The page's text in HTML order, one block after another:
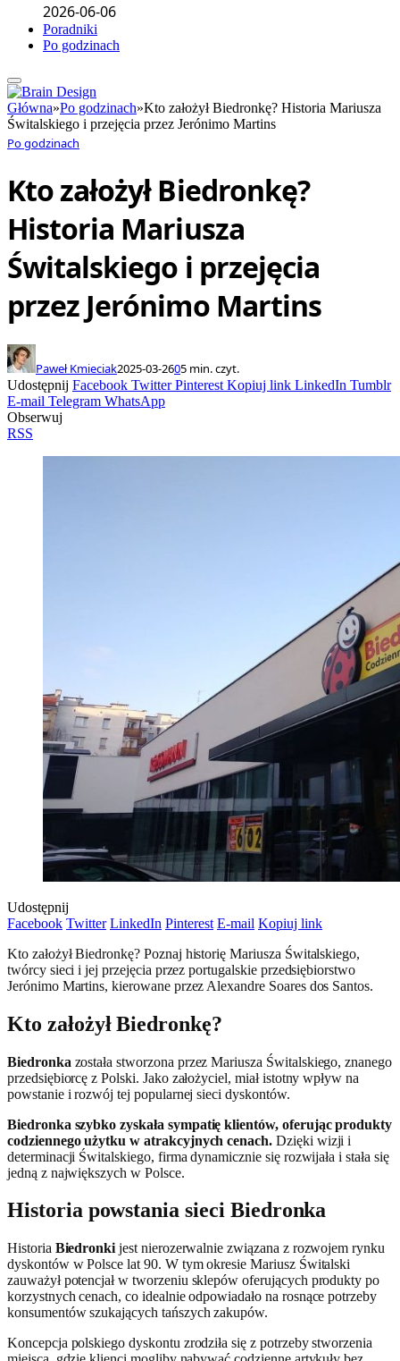
2026-06-06
Poradniki
Po godzinach
Główna»Po godzinach»Kto założył Biedronkę? Historia Mariusza
Świtalskiego i przejęcia przez Jerónimo Martins
Po godzinach
Kto założył Biedronkę?
Historia Mariusza
Świtalskiego i przejęcia
przez Jerónimo Martins
Paweł Kmieciak2025-03-2605 min. czyt.
Udostępnij Facebook Twitter Pinterest Kopiuj link LinkedIn Tumblr
E-mail Telegram WhatsApp
Obserwuj
RSS
Udostępnij
Facebook Twitter LinkedIn Pinterest E-mail Kopiuj link
Kto założył Biedronkę? Poznaj historię Mariusza Świtalskiego,
twórcy sieci i jej przejęcia przez portugalskie przedsiębiorstwo
Jerónimo Martins, kierowane przez Alexandre Soares dos Santos.
Kto założył Biedronkę?
Biedronka została stworzona przez Mariusza Świtalskiego, znanego
przedsiębiorcę z Polski. Jako założyciel, miał istotny wpływ na
powstanie i rozwój tej popularnej sieci dyskontów.
Biedronka szybko zyskała sympatię klientów, oferując produkty
codziennego użytku w atrakcyjnych cenach. Dzięki wizji i
determinacji Świtalskiego, firma dynamicznie się rozwijała i stała się
jedną z największych w Polsce.
Historia powstania sieci Biedronka
Historia Biedronki jest nierozerwalnie związana z rozwojem rynku
dyskontów w Polsce lat 90. W tym okresie Mariusz Świtalski
zauważył potencjał w tworzeniu sklepów oferujących produkty po
korzystnych cenach, co idealnie odpowiadało na rosnące potrzeby
konsumentów szukających tańszych zakupów.
Koncepcja polskiego dyskontu zrodziła się z potrzeby stworzenia